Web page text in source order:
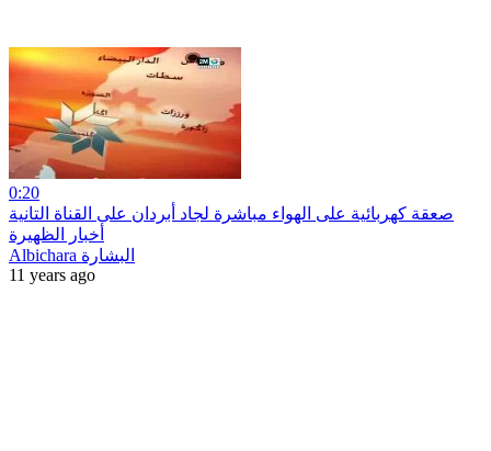
0:20
صعقة كهربائية على الهواء مباشرة لجاد أبردان على القناة التانية
أخبار الظهيرة
Albichara البشارة
11 years ago